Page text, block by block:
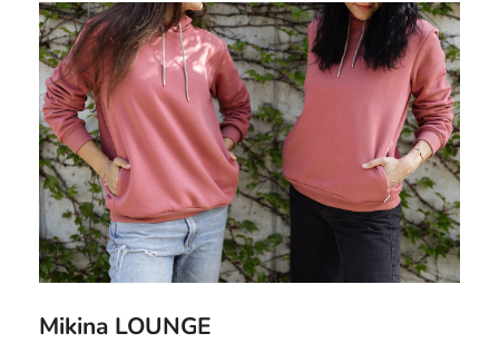
Mikina LOUNGE